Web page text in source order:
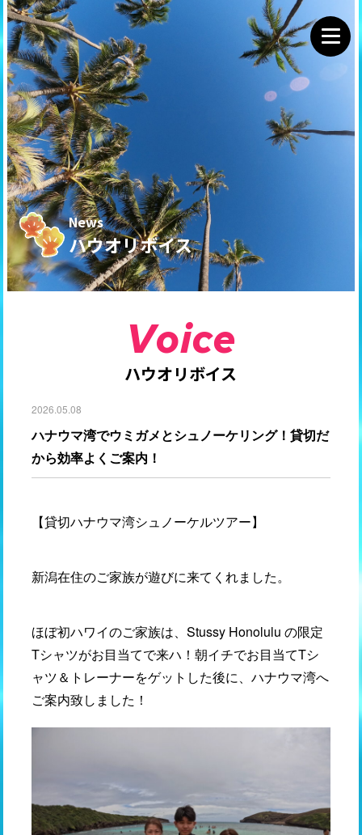
News
ハウオリボイス
Voice
ハウオリボイス
2026.05.08
ハナウマ湾でウミガメとシュノーケリング！貸切だ
から効率よくご案内！
【貸切ハナウマ湾シュノーケルツアー】
新潟在住のご家族が遊びに来てくれました。
ほぼ初ハワイのご家族は、Stussy Honolulu の限定
Tシャツがお目当てで来ハ！朝イチでお目当てTシ
ャツ＆トレーナーをゲットした後に、ハナウマ湾へ
ご案内致しました！